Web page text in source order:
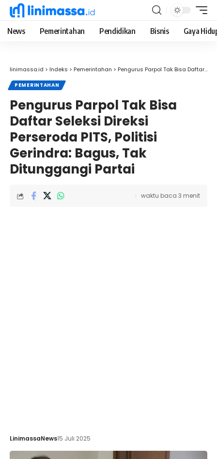
News Pemerintahan Pendidikan Bisnis Gaya
linimassa.id > Indeks > Pemerintahan > Pengurus Parpol Tak Bisa Daftar Seleksi Direksi Perseroda PITS, Politisi Gerindra: Bagus, Tak Ditunggangi Partai
PEMERINTAHAN
Pengurus Parpol Tak Bisa
Daftar Seleksi Direksi
Perseroda PITS, Politisi
Gerindra: Bagus, Tak
Ditunggangi Partai
LinimassaNews15 Juli 2025
waktu baca 3 menit